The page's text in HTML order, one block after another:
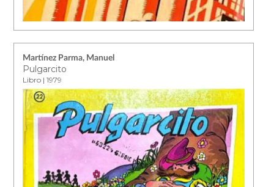
Martínez Parma, Manuel
Pulgarcito
Libro | 1979